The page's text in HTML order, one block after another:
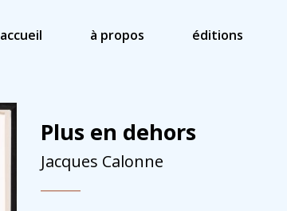
accueil à propos éditions
Plus en dehors
Jacques Calonne